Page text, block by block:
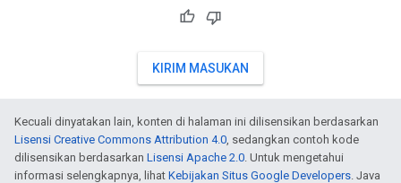
KIRIM MASUKAN
Kecuali dinyatakan lain, konten di halaman ini dilisensikan berdasarkan
Lisensi Creative Commons Attribution 4.0, sedangkan contoh kode
dilisensikan berdasarkan Lisensi Apache 2.0. Untuk mengetahui
informasi selengkapnya, lihat Kebijakan Situs Google Developers. Java